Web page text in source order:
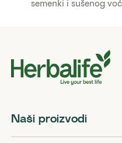
semenki i sušenog
Naši proizvodi